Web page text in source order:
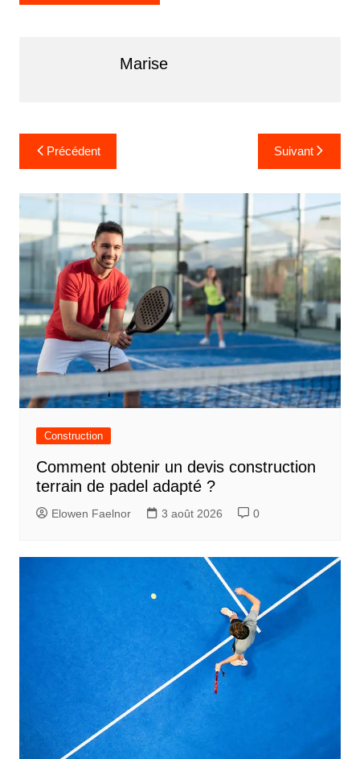
Marise
a
v
i
g
a
t
i
o
n
d
Précédent Suivant
Construction
Comment obtenir un devis construction
terrain de padel adapté ?
Elowen Faelnor 3 août 2026 0